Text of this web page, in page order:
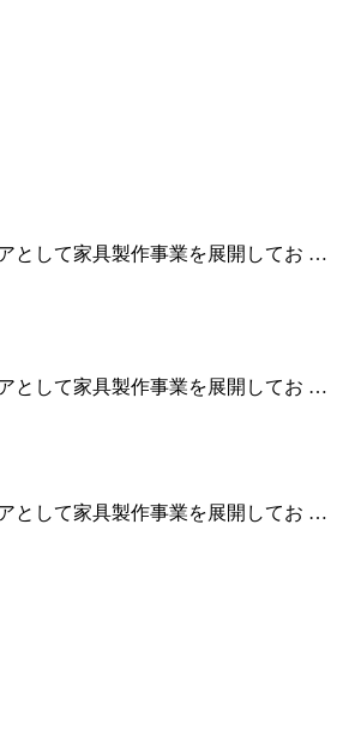
として家具製作事業を展開してお …
として家具製作事業を展開してお …
として家具製作事業を展開してお …